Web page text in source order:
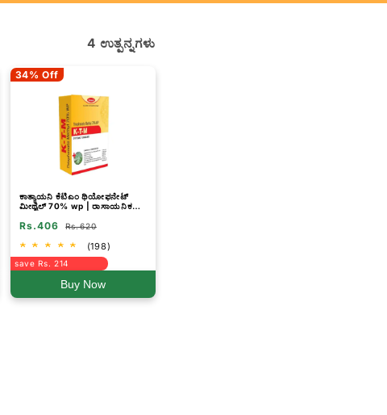
4 ಉತ್ಪನ್ನಗಳು
34% Off
ಕಾತ್ಯಾಯನಿ ಕೆಟಿಎಂ ಥಿಯೋಫನೇಟ್
ಮೀಥೈಲ್ 70% wp | ರಾಸಾಯನಿಕ
Rs.406 Rs.620
(198)
save Rs. 214
Buy Now